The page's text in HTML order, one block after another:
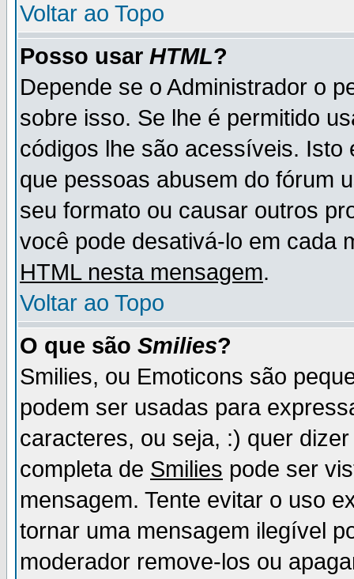
Voltar ao Topo
Posso usar HTML?
Depende se o Administrador o
sobre isso. Se lhe é permitido
códigos lhe são acessíveis.
que pessoas abusem do fórum
seu formato ou causar outros
você pode desativá-lo em cada
HTML nesta mensagem.
Voltar ao Topo
O que são Smilies?
Smilies, ou Emoticons são
podem ser usadas para
caracteres, ou seja, :) quer
completa de Smilies pode ser
mensagem. Tente evitar o uso
tornar uma mensagem ilegível
moderador remove-los ou